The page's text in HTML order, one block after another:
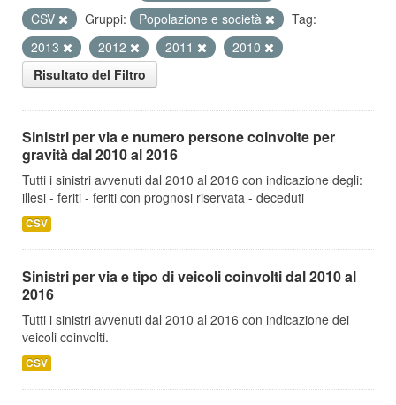
CSV
Gruppi: Popolazione e società
Tag:
2013
2012 2011
2010
Risultato del Filtro
Sinistri per via e numero persone coinvolte per
gravità dal 2010 al 2016
Tutti i sinistri avvenuti dal 2010 al 2016 con indicazione degli:
illesi - feriti - feriti con prognosi riservata - deceduti
CSV
Sinistri per via e tipo di veicoli coinvolti dal 2010 al
2016
Tutti i sinistri avvenuti dal 2010 al 2016 con indicazione dei
veicoli coinvolti.
CSV